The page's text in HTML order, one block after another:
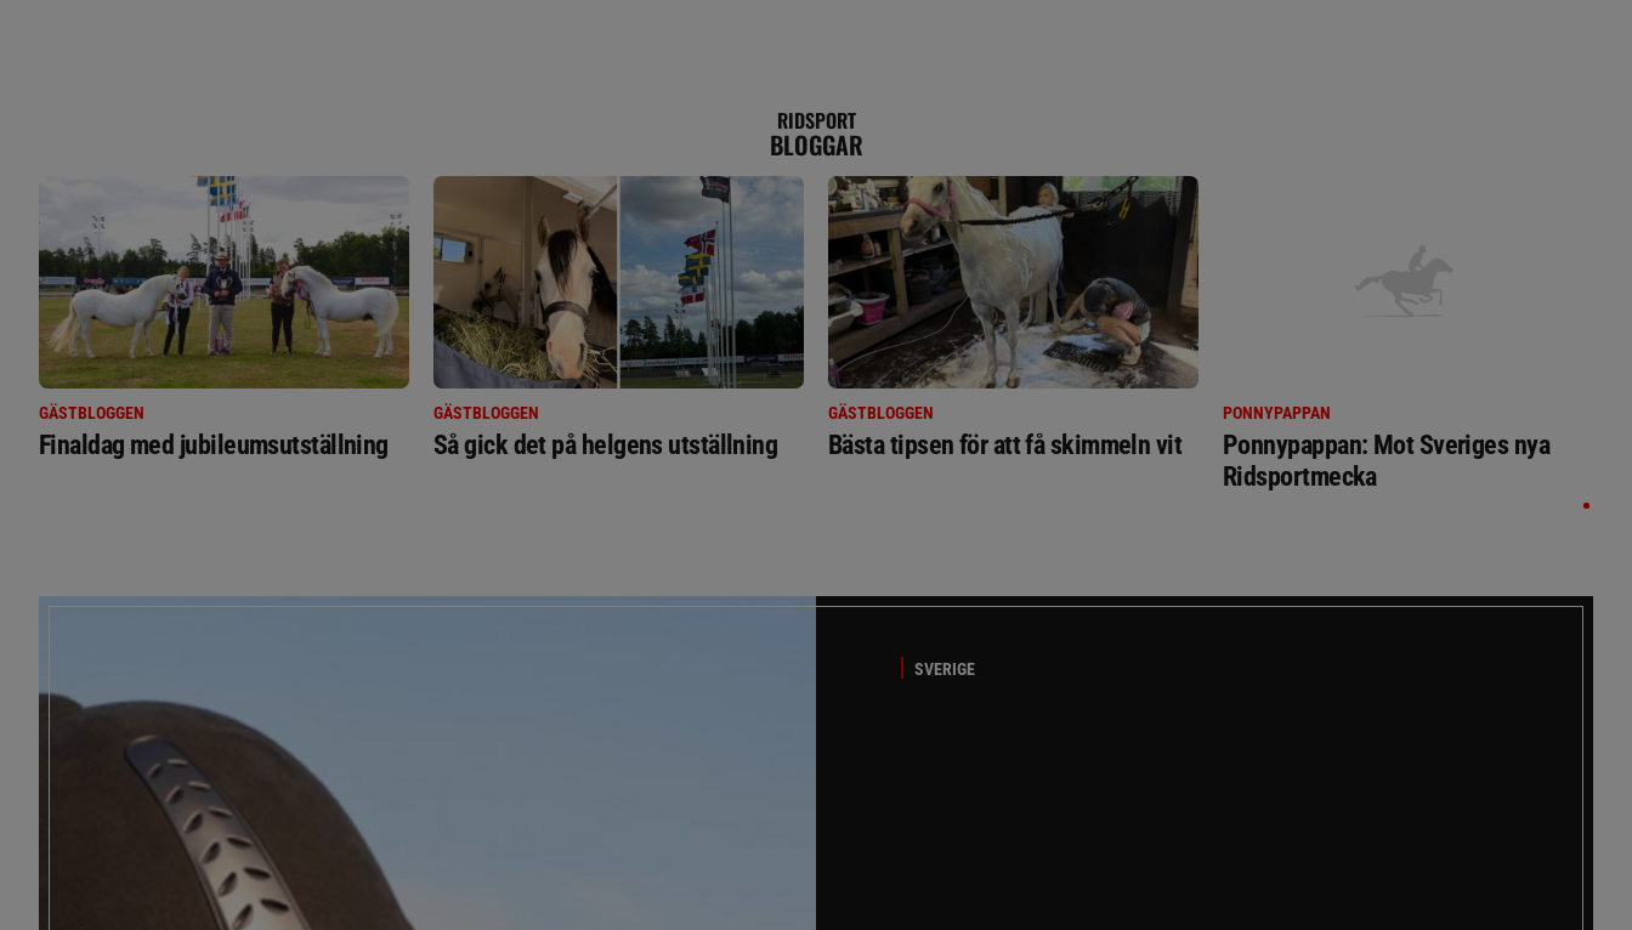
RIDSPORT
BLOGGAR
GÄSTBLOGGEN
Finaldag med jubileumsutställning
GÄSTBLOGGEN
Så gick det på helgens utställning
GÄSTBLOGGEN
Bästa tipsen för att få skimmeln vit
PONNYPAPPAN
Ponnypappan: Mot Sveriges nya
Ridsportmecka
SVERIGE